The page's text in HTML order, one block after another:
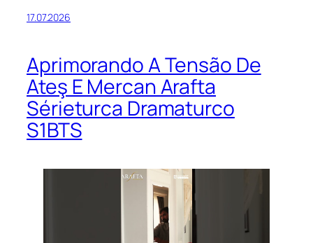
17.07.2026
Aprimorando A Tensão De
Ateş E Mercan Arafta
Sérieturca Dramaturco
S1BTS